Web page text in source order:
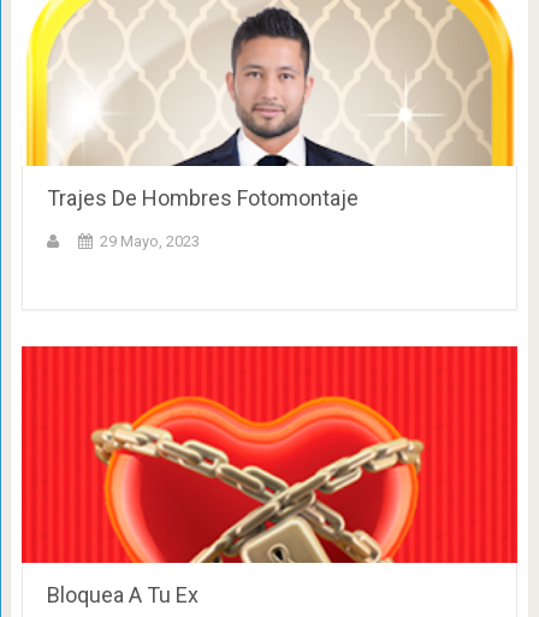
Trajes De Hombres Fotomontaje
29 Mayo, 2023
Bloquea A Tu Ex